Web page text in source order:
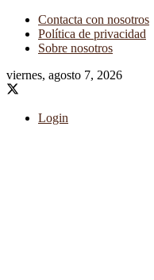
Contacta con nosotros
Política de privacidad
Sobre nosotros
viernes, agosto 7, 2026
Login